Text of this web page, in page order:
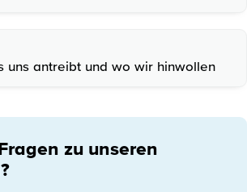
uns antreibt und wo wir hinwollen
zu unseren